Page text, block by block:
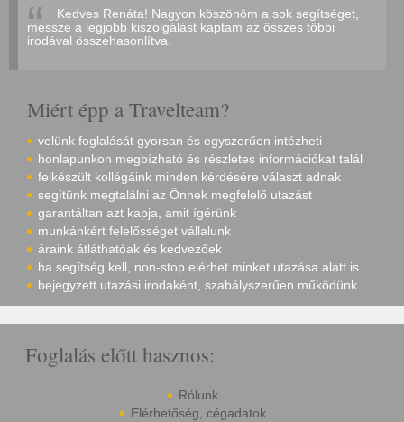
Kedves Renáta! Nagyon köszönöm a sok segítséget,
messze a legjobb kiszolgálást kaptam az összes többi
irodával összehasonlítva.
Miért épp a Travelteam?
velünk foglalását gyorsan és egyszerűen intézheti
honlapunkon megbízható és részletes információkat talál
felkészült kollégáink minden kérdésére választ adnak
segítünk megtalálni az Önnek megfelelő utazást
garantáltan azt kapja, amit ígérünk
munkánkért felelősséget vállalunk
áraink átláthatóak és kedvezőek
ha segítség kell, non-stop elérhet minket utazása alatt is
bejegyzett utazási irodaként, szabályszerűen működünk
Foglalás előtt hasznos:
Rólunk
Elérhetőség, cégadatok